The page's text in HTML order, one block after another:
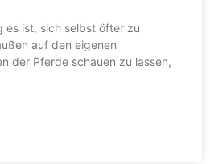
es ist, sich selbst öfter zu
auf den eigenen
der Pferde schauen zu lassen,